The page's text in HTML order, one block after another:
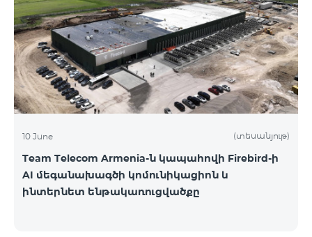
10 June (տեսանյութ)
Team Telecom Armenia-ն կապահովի Firebird-ի
AI մեգանախագծի կոմունիկացիոն և
ինտերնետ ենթակառուցվածքը